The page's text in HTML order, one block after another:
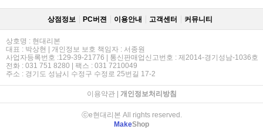
상점정보 PC버젼 이용안내 고객센터 커뮤니티
상호명 : 현대리본
대표 : 박상현 | 개인정보 보호 책임자 : 서종원
사업자등록번호 :129-39-21776 | 통신판매업신고번호 : 제2014-경기성남-1036호
전화 : 031 751 8280 | 팩스 : 031 7210049
주소 : 경기도 성남시 수정구 수정로 25번길 17-2
이용약관| 개인정보처리방침
ⓒe현대리본 All rights reserved.
MakeShop